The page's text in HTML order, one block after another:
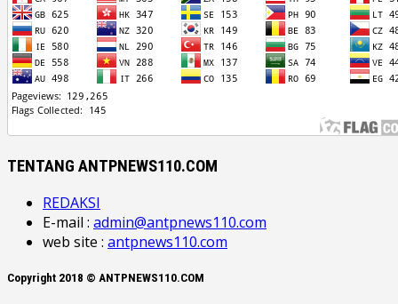
TENTANG ANTPNEWS110.COM
REDAKSI
E-mail : admin@antpnews110.com
web site : antpnews110.com
Copyright 2018 © ANTPNEWS110.COM